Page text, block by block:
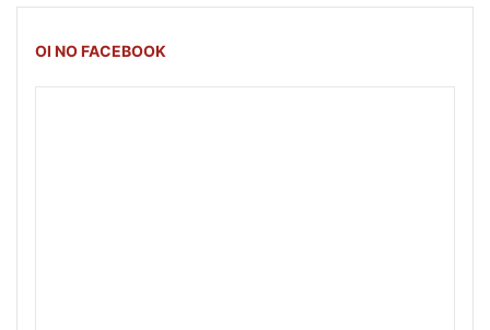
OI NO FACEBOOK